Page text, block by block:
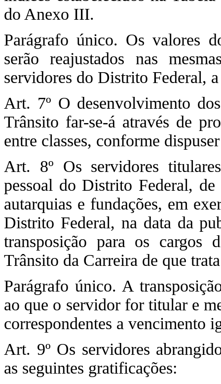
do Anexo III.
Parágrafo único. Os valores
serão reajustados nas
servidores do Distrito Federal,
Art. 7º O desenvolvimento
Trânsito far-se-á através de
entre classes, conforme
Art. 8º Os servidores
pessoal do Distrito Federal, de
autarquias e fundações, em
Distrito Federal, na data da
transposição para os cargos
Trânsito da Carreira de que
Parágrafo único. A
ao que o servidor for titular e
correspondentes a vencimento
Art. 9º Os servidores
as seguintes gratificações: